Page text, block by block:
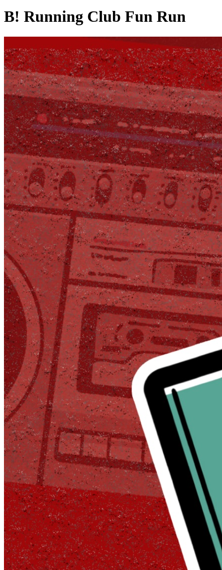
B! Running Club Fun Run